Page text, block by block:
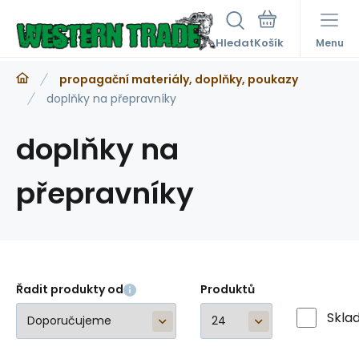
Hledat Menu
propagační materiály, doplňky, poukazy
doplňky na přepravníky
doplňky na
přepravníky
Řadit produkty od Produktů